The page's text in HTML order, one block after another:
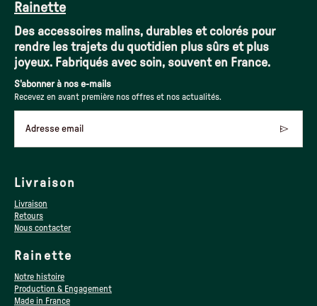
Rainette
Des accessoires malins, durables et colorés pour
rendre les trajets du quotidien plus sûrs et plus
joyeux. Fabriqués avec soin, souvent en France.
S'abonner à nos e-mails
Recevez en avant première nos offres et nos actualités.
Adresse email
Livraison
Livraison
Retours
Nous contacter
Rainette
Notre histoire
Production & Engagement
Made in France